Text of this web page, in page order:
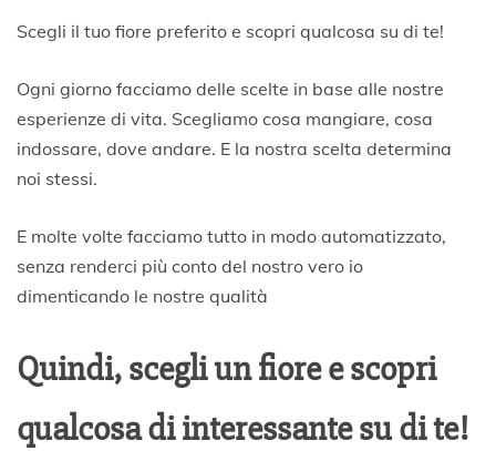
A
i
2
0
Scegli il tuo fiore preferito e scopri qualcosa su di te!
Ogni giorno facciamo delle scelte in base alle nostre
esperienze di vita. Scegliamo cosa mangiare, cosa
indossare, dove andare. E la nostra scelta determina
noi stessi.
E molte volte facciamo tutto in modo automatizzato,
senza renderci più conto del nostro vero io
dimenticando le nostre qualità
Quindi, scegli un fiore e scopri
qualcosa di interessante su di te!